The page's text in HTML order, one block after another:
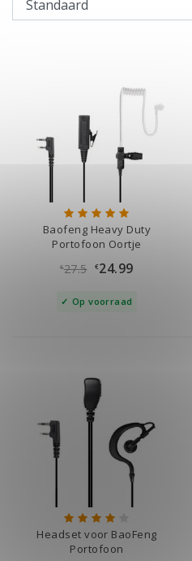
Baofeng Heavy Duty
Portofoon Oortje
€27.5 €24.99
Op voorraad
Headset voor BaoFeng
Portofoon